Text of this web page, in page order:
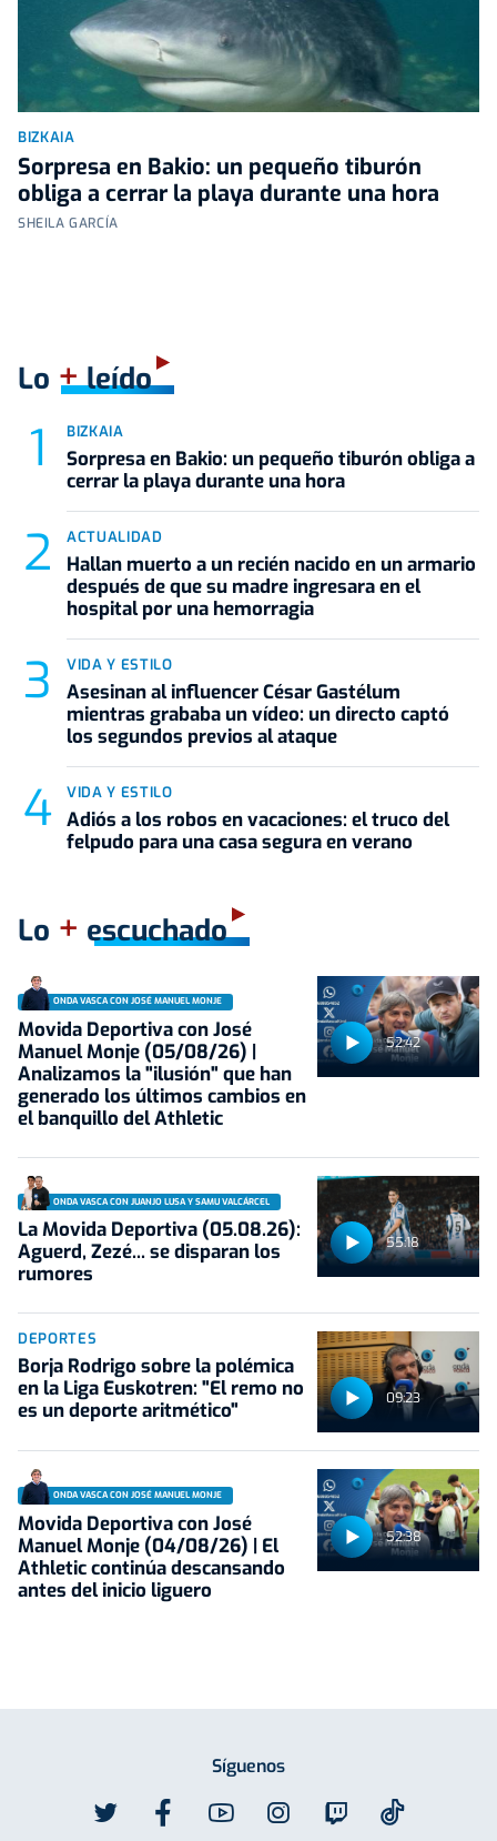
BIZKAIA
Sorpresa en Bakio: un pequeño tiburón
obliga a cerrar la playa durante una hora
SHEILA GARCÍA
Lo +leído
BIZKAIA
Sorpresa en Bakio: un pequeño tiburón obliga a
cerrar la playa durante una hora
ACTUALIDAD
Hallan muerto a un recién nacido en un armario
después de que su madre ingresara en el
hospital por una hemorragia
VIDA Y ESTILO
Asesinan al influencer César Gastélum
mientras grababa un vídeo: un directo captó
los segundos previos al ataque
VIDA Y ESTILO
Adiós a los robos en vacaciones: el truco del
felpudo para una casa segura en verano
Lo + escuchado
52:42
ONDA VASCA CON JOSÉ MANUEL MONJE
Movida Deportiva con José
Manuel Monje (05/08/26) |
Analizamos la "ilusión" que han
generado los últimos cambios en
el banquillo del Athletic
55:18
ONDA VASCA CON JUANJO LUSA Y SAMU VALCÁRCEL
La Movida Deportiva (05.08.26):
Aguerd, Zezé... se disparan los
rumores
09:23
DEPORTES
Borja Rodrigo sobre la polémica
en la Liga Euskotren: "El remo no
es un deporte aritmético"
52:38
ONDA VASCA CON JOSÉ MANUEL MONJE
Movida Deportiva con José
Manuel Monje (04/08/26) | El
Athletic continúa descansando
antes del inicio liguero
Síguenos